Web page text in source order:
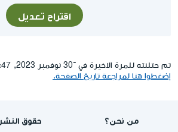
اقتراح تعديل
تم حتلنته للمرة الاخيرة في ־30 نوفمبر 2023, 05:47
إضغطوا هنا لمراجعة تاريخ الصفحة.
من نحن؟ حقوق النشر